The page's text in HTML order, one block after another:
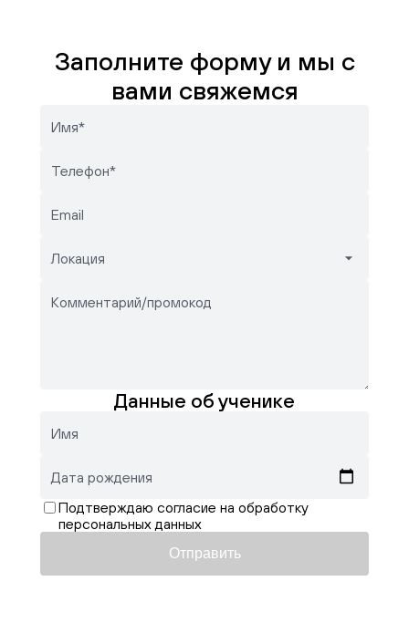
Заполните форму и мы с
вами свяжемся
Имя*
Телефон*
Email
Локация
Комментарий/промокод
Данные об ученике
Имя
Дата рождения
Подтверждаю согласие на обработку
персональных данных
Отправить